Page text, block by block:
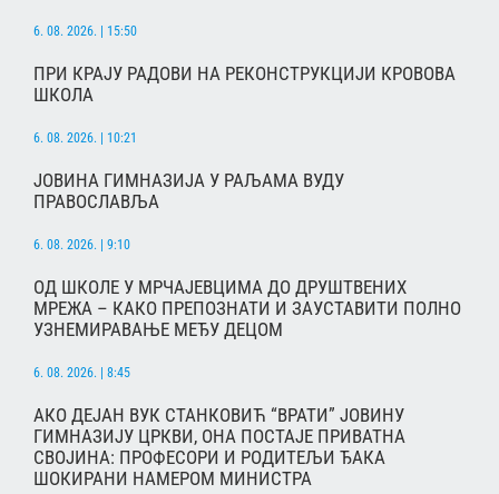
6. 08. 2026. | 15:50
ПРИ КРАЈУ РАДОВИ НА РЕКОНСТРУКЦИЈИ КРОВОВА
ШКОЛА
6. 08. 2026. | 10:21
ЈОВИНА ГИМНАЗИЈА У РАЉАМА ВУДУ
ПРАВОСЛАВЉА
6. 08. 2026. | 9:10
ОД ШКОЛЕ У МРЧАЈЕВЦИМА ДО ДРУШТВЕНИХ
МРЕЖА – КАКО ПРЕПОЗНАТИ И ЗАУСТАВИТИ ПОЛНО
УЗНЕМИРАВАЊЕ МЕЂУ ДЕЦОМ
6. 08. 2026. | 8:45
АКО ДЕЈАН ВУК СТАНКОВИЋ “ВРАТИ” ЈОВИНУ
ГИМНАЗИЈУ ЦРКВИ, ОНА ПОСТАЈЕ ПРИВАТНА
СВОЈИНА: ПРОФЕСОРИ И РОДИТЕЉИ ЂАКА
ШОКИРАНИ НАМЕРОМ МИНИСТРА